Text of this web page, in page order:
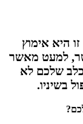
היא אימוץ
למעט מאשר
שלכם לא
בשיניו.